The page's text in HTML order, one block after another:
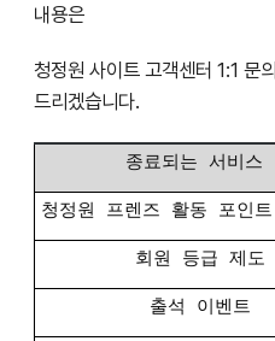
내용은
청정원 사이트 고객센터 1:1 문
드리겠습니다.
종료되는 서비스
청정원 프렌즈 활동 포인
회원 등급 제도
출석 이벤트